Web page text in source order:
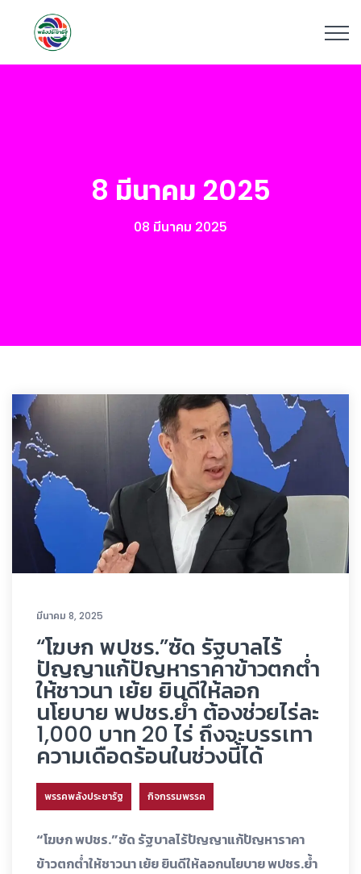
8 มีนาคม 2025
08 มีนาคม 2025
มีนาคม 8, 2025
“โฆษก พปชร.”ซัด รัฐบาลไร้
ปัญญาแก้ปัญหาราคาข้าวตกต่ำ
ให้ชาวนา เย้ย ยินดีให้ลอก
นโยบาย พปชร.ย้ำ ต้องช่วยไร่ละ
1,000 บาท 20 ไร่ ถึงจะบรรเทา
ความเดือดร้อนในช่วงนี้ได้
พรรคพลังประชารัฐ กิจกรรมพรรค
“โฆษก พปชร.”ซัด รัฐบาลไร้ปัญญาแก้ปัญหาราคา
ข้าวตกต่ำให้ชาวนา เย้ย ยินดีให้ลอกนโยบาย พปชร.ย้ำ